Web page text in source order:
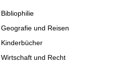
Bibliophilie
Geografie und Reisen
Kinderbücher
Wirtschaft und Recht